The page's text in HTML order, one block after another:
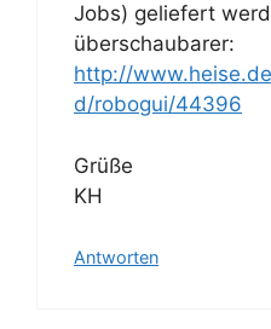
Jobs) geliefert
überschaubarer:
http://
d/robogui/44396
Grüße
KH
Antworten